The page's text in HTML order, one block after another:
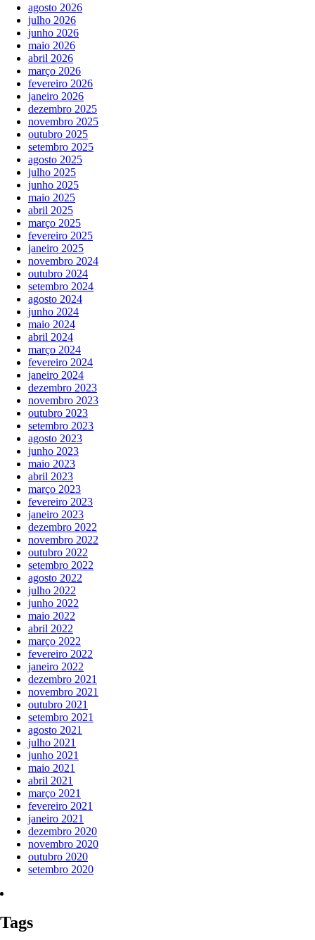
agosto 2026
julho 2026
junho 2026
maio 2026
abril 2026
março 2026
fevereiro 2026
janeiro 2026
dezembro 2025
novembro 2025
outubro 2025
setembro 2025
agosto 2025
julho 2025
junho 2025
maio 2025
abril 2025
março 2025
fevereiro 2025
janeiro 2025
novembro 2024
outubro 2024
setembro 2024
agosto 2024
junho 2024
maio 2024
abril 2024
março 2024
fevereiro 2024
janeiro 2024
dezembro 2023
novembro 2023
outubro 2023
setembro 2023
agosto 2023
junho 2023
maio 2023
abril 2023
março 2023
fevereiro 2023
janeiro 2023
dezembro 2022
novembro 2022
outubro 2022
setembro 2022
agosto 2022
julho 2022
junho 2022
maio 2022
abril 2022
março 2022
fevereiro 2022
janeiro 2022
dezembro 2021
novembro 2021
outubro 2021
setembro 2021
agosto 2021
julho 2021
junho 2021
maio 2021
abril 2021
março 2021
fevereiro 2021
janeiro 2021
dezembro 2020
novembro 2020
outubro 2020
setembro 2020
Tags